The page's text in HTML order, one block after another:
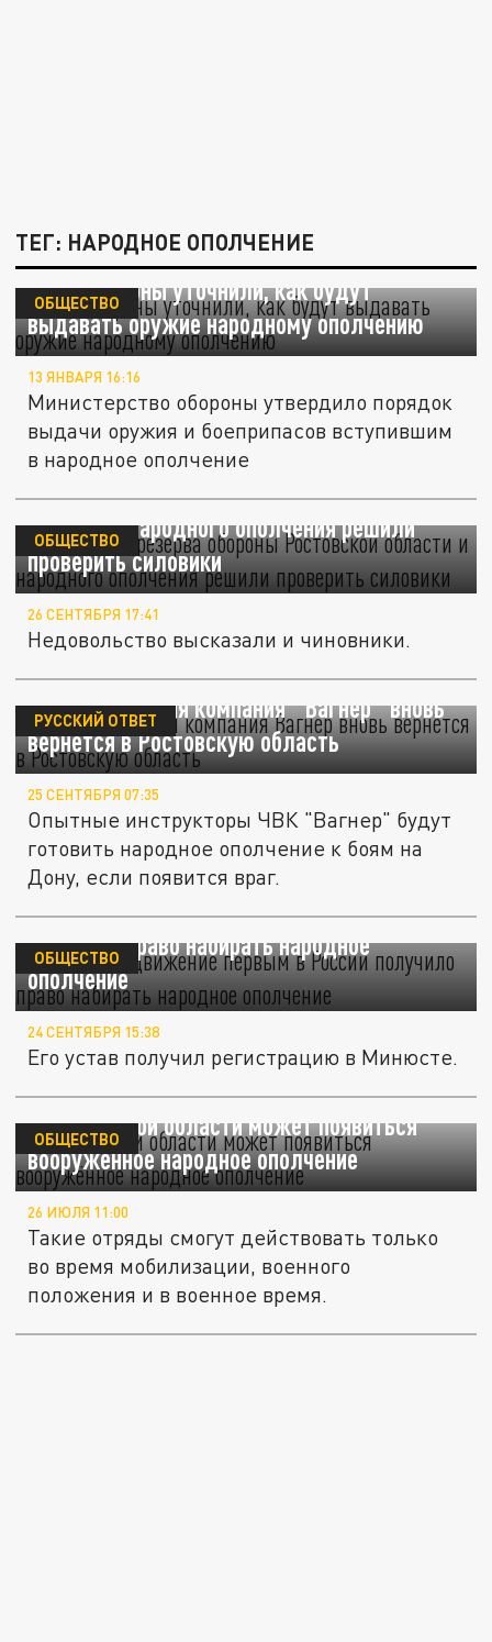
ТЕГ: НАРОДНОЕ ОПОЛЧЕНИЕ
В Минобороны уточнили, как будут
выдавать оружие народному ополчению
ОБЩЕСТВО
13 ЯНВАРЯ 16:16
Министерство обороны утвердило порядок
выдачи оружия и боеприпасов вступившим
в народное ополчение
Создателей резерва обороны Ростовской
области и народного ополчения решили
проверить силовики
ОБЩЕСТВО
26 СЕНТЯБРЯ 17:41
Недовольство высказали и чиновники.
Частная военная компания "Вагнер" вновь
вернётся в Ростовскую область
РУССКИЙ ОТВЕТ
25 СЕНТЯБРЯ 07:35
Опытные инструкторы ЧВК "Вагнер" будут
готовить народное ополчение к боям на
Дону, если появится враг.
Ростовское движение первым в России
получило право набирать народное
ополчение
ОБЩЕСТВО
24 СЕНТЯБРЯ 15:38
Его устав получил регистрацию в Минюсте.
В Ростовской области может появиться
вооружённое народное ополчение
ОБЩЕСТВО
26 ИЮЛЯ 11:00
Такие отряды смогут действовать только
во время мобилизации, военного
положения и в военное время.